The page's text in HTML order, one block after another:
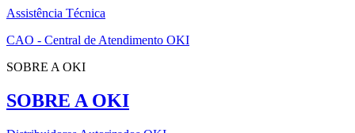
Assistência Técnica
CAO - Central de Atendimento OKI
SOBRE A OKI
SOBRE A OKI